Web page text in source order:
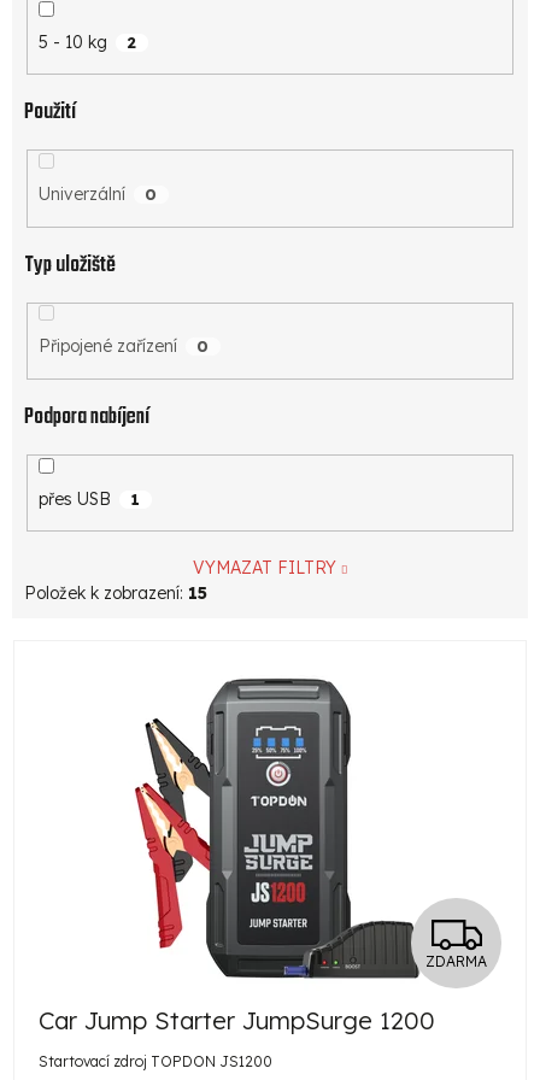
5 - 10 kg 2
Použití
Univerzální 0
Typ uložiště
Připojené zařízení 0
Podpora nabíjení
přes USB 1
VYMAZAT FILTRY
Položek k zobrazení: 15
Z
D
ZDARMA
Car Jump Starter JumpSurge 1200
Startovací zdroj TOPDON JS1200